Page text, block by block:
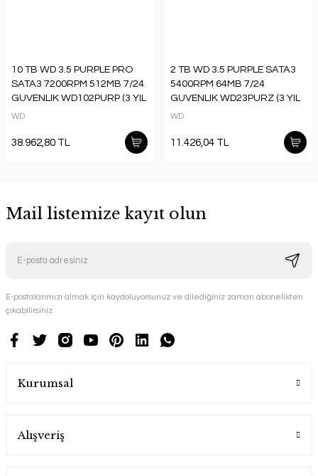
10 TB WD 3.5 PURPLE PRO
SATA3 7200RPM 512MB 7/24
GUVENLIK WD102PURP (3 YIL
RESMI DIST GARANTILI)
WD
38.962,80 TL
2 TB WD 3.5 PURPLE SATA3
5400RPM 64MB 7/24
GUVENLIK WD23PURZ (3 YIL
RESMI DIST GARANTILI)
WD
11.426,04 TL
Mail listemize kayıt olun
E-postalarımızı almak için kaydoluyorsunuz ve dilediğiniz zaman abonelikten
çıkabilirsiniz.
Kurumsal
Alışveriş